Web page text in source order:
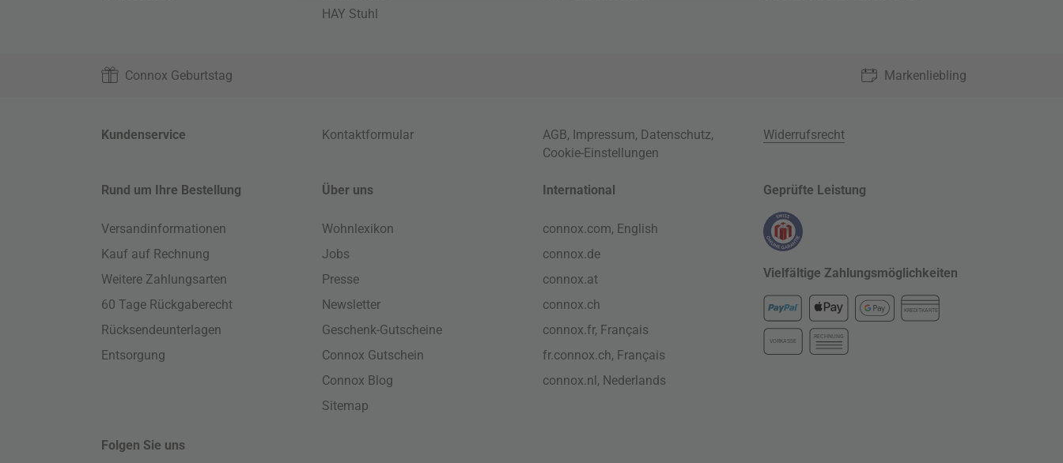
HAY Stuhl
Connox Geburtstag Markenliebling
Kundenservice Kontaktformular AGB, Impressum, Datenschutz,
Cookie-Einstellungen
Widerrufsrecht
Rund um Ihre Bestellung
Versandinformationen
Kauf auf Rechnung
Weitere Zahlungsarten
60 Tage Rückgaberecht
Rücksendeunterlagen
Entsorgung
Über uns
Wohnlexikon
Jobs
Presse
Newsletter
Geschenk-Gutscheine
Connox Gutschein
Connox Blog
Sitemap
International
connox.com, English
connox.de
connox.at
connox.ch
connox.fr, Français
fr.connox.ch, Français
connox.nl, Nederlands
Geprüfte Leistung
Vielfältige Zahlungsmöglichkeiten
KREDITKARTE
VORKASSE
RECHNUNG
Folgen Sie uns